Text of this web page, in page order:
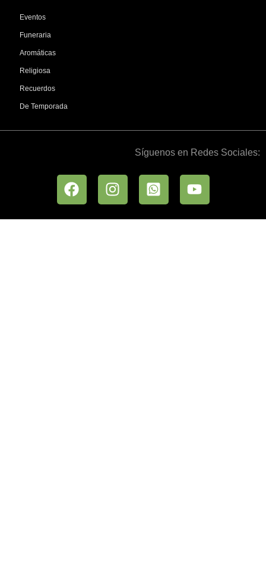
Eventos
Funeraria
Aromáticas
Religiosa
Recuerdos
De Temporada
Síguenos en Redes Sociales: